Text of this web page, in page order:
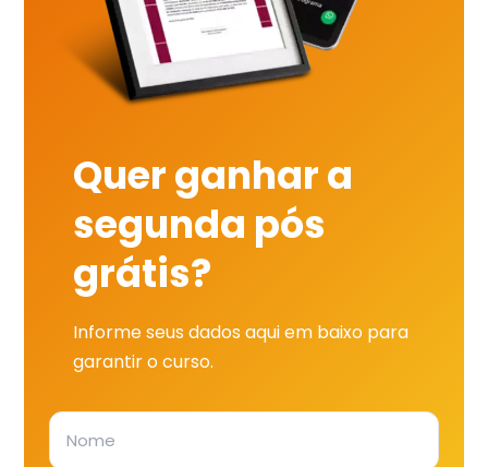
Quer ganhar a
segunda pós
grátis?
Informe seus dados aqui em baixo para
garantir o curso.